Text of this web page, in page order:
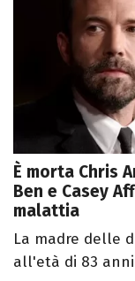
È morta Chris
Ben e Casey
malattia
La madre delle
all'età di 83